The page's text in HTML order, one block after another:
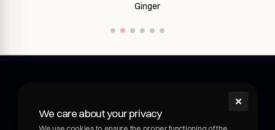
Ginger
✕
We care about your privacy
Shroom - wellness drink with medicinal mushrooms.